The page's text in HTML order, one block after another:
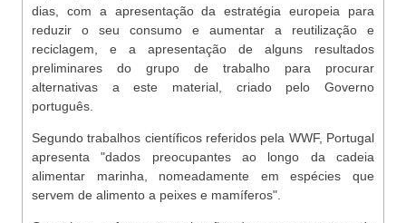
dias, com a apresentação da estratégia europeia para
reduzir o seu consumo e aumentar a reutilização e
reciclagem, e a apresentação de alguns resultados
preliminares do grupo de trabalho para procurar
alternativas a este material, criado pelo Governo
português.
Segundo trabalhos científicos referidos pela WWF, Portugal
apresenta "dados preocupantes ao longo da cadeia
alimentar marinha, nomeadamente em espécies que
servem de alimento a peixes e mamíferos".